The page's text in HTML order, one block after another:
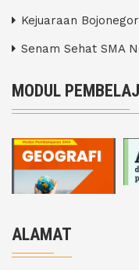
Kejuaraan
Senam Sehat SMA
MODUL
ALAMAT